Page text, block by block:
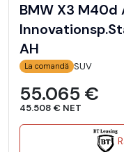
BMW X3 M40d
AH
La comandă SUV
55.065 €
45.508 € NET